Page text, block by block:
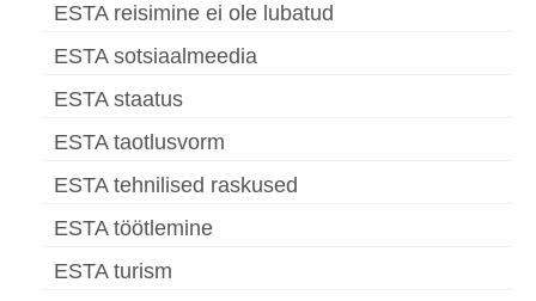
ESTA reisimine ei ole lubatud
ESTA sotsiaalmeedia
ESTA staatus
ESTA taotlusvorm
ESTA tehnilised raskused
ESTA töötlemine
ESTA turism